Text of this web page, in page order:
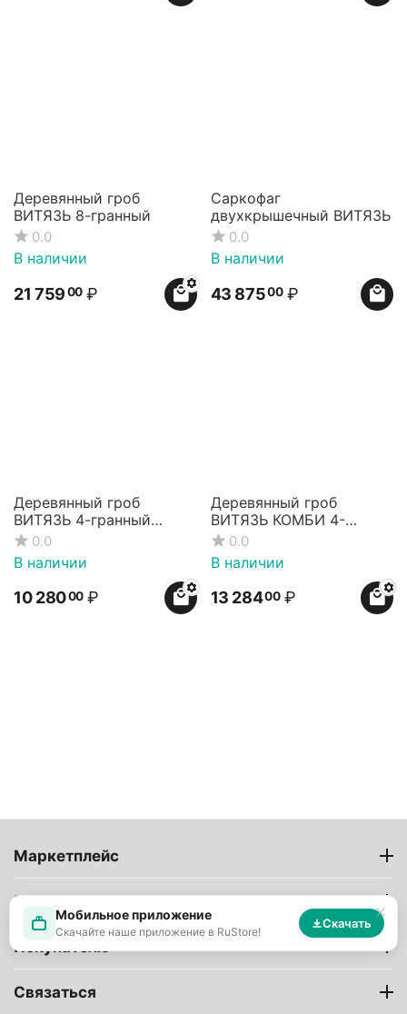
Деревянный гроб
ВИТЯЗЬ 8-гранный
0.0
В наличии
21 75900 ₽
Саркофаг
двухкрышечный ВИТЯЗЬ
0.0
В наличии
43 87500 ₽
Деревянный гроб
ВИТЯЗЬ 4-гранный
малогабаритный
(детский)
0.0
В наличии
10 28000 ₽
Деревянный гроб
ВИТЯЗЬ КОМБИ 4-
гранный
0.0
В наличии
13 28400 ₽
Маркетплейс
Продавцам
Покупателю
Связаться
Мобильное приложение
Скачайте наше приложение в RuStore!
Скачать